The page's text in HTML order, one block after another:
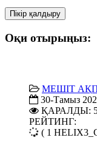
Пікір қалдыру
Оқи отырыңыз:
МЕШІТ
30-Тамыз
ҚАРАЛДЫ:
РЕЙТИНГ:
( 1